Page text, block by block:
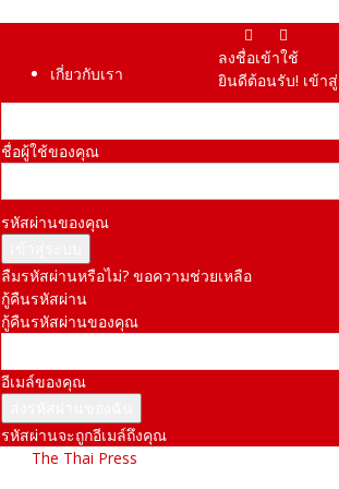
เกี่ยวกับเรา
ลงชื่อเข้าใช้
ยินดีต้อนรับ! เข้
ชื่อผู้ใช้ของคุณ
รหัสผ่านของคุณ
ลืมรหัสผ่านหรือไม่? ขอความช่วยเหลือ
กู้คืนรหัสผ่าน
กู้คืนรหัสผ่านของคุณ
อีเมล์ของคุณ
รหัสผ่านจะถูกอีเมล์ถึงคุณ
The Thai Press